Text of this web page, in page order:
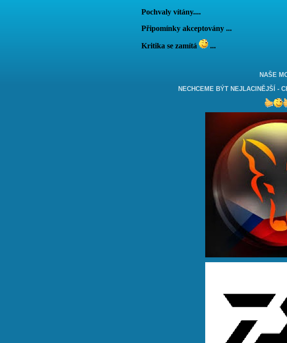
Pochvaly vítány....
Připomínky akceptovány ...
Kritika se zamítá ...
NAŠE
NECHCEME BÝT NEJLACINĚJŠÍ -